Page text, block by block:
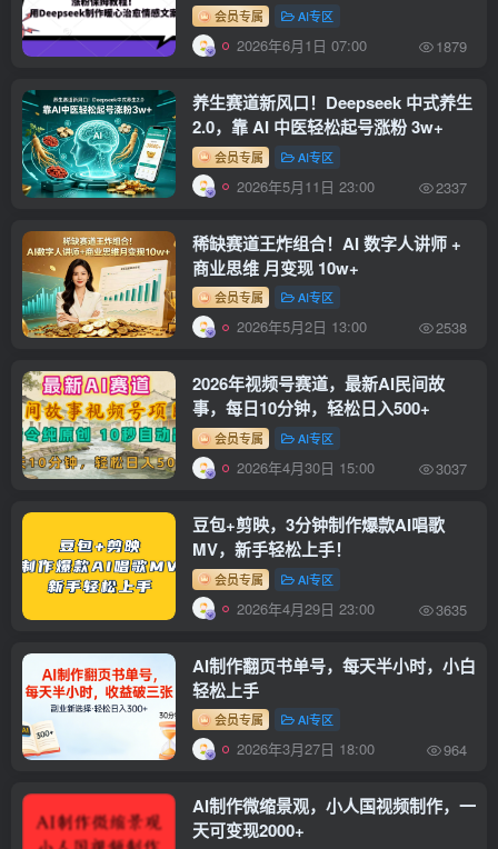
会员专属 AI专区
2026年6月1日 07:00 1879
养生赛道新风口！Deepseek 中式养生
2.0，靠 AI 中医轻松起号涨粉 3w+
会员专属 AI专区
2026年5月11日 23:00 2337
稀缺赛道王炸组合！AI 数字人讲师 +
商业思维 月变现 10w+
会员专属 AI专区
2026年5月2日 13:00 2538
2026年视频号赛道，最新AI民间故
事，每日10分钟，轻松日入500+
会员专属 AI专区
2026年4月30日 15:00 3037
豆包+剪映，3分钟制作爆款AI唱歌
MV，新手轻松上手！
会员专属 AI专区
2026年4月29日 23:00 3635
AI制作翻页书单号，每天半小时，小白
轻松上手
会员专属 AI专区
2026年3月27日 18:00 964
AI制作微缩景观，小人国视频制作，一
天可变现2000+